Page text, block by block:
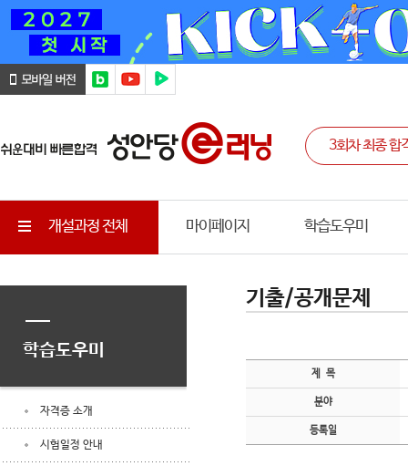
개설과정 전체 마이페이지 학습도우미
학습도우미
자격증 소개
시험일정 안내
기출/공개문제
제 목
분야
등록일